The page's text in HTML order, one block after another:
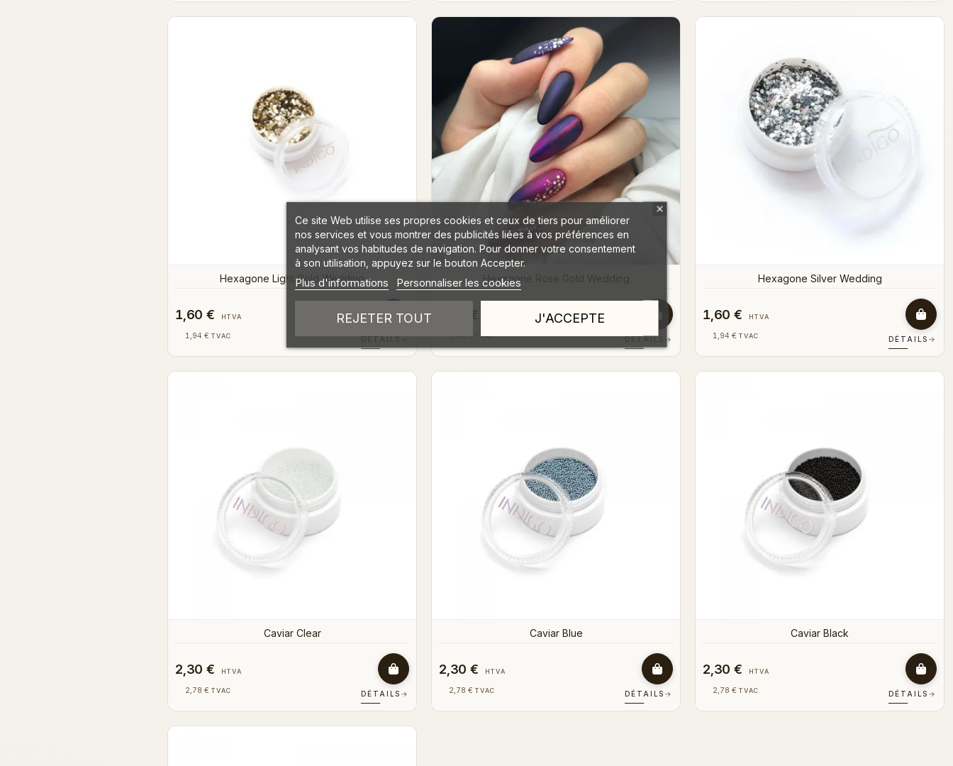
Hexagone Light Gold Wedding
1,60 € HTVA
1,94 € TVAC DÉTAILS→
Hexagone Rose Gold Wedding
1,94 € TVAC DÉTAILS →
Hexagone Silver Wedding
1,60 € HTVA
1,94 € TVAC DÉTAILS →
Caviar Clear
2,30 € HTVA
2,78 € TVAC DÉTAILS →
Caviar Blue
2,30 € HTVA
2,78 € TVAC DÉTAILS →
Caviar Black
2,30 € HTVA
2,78 € TVAC DÉTAILS →
Ce site Web utilise ses propres cookies et ceux de tiers pour améliorer
nos services et vous montrer des publicités liées à vos préférences en
analysant vos habitudes de navigation. Pour donner votre consentement
à son utilisation, appuyez sur le bouton Accepter.
Plus d'informations Personnaliser les cookies
REJETER TOUT J'ACCEPTE